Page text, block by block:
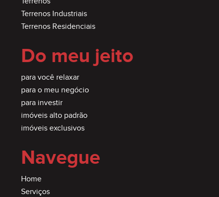
Terrenos Industriais
Terrenos Residenciais
Do meu jeito
para você relaxar
para o meu negócio
para investir
imóveis alto padrão
imóveis exclusivos
Navegue
Home
Serviços